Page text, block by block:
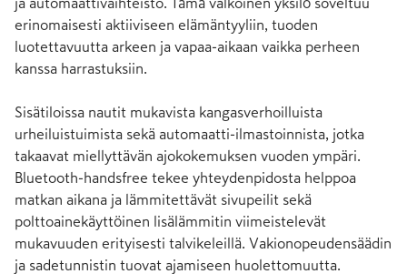
ja automaattivaihteisto. Tämä valkoinen yksilö soveltuu
erinomaisesti aktiiviseen elämäntyyliin, tuoden
luotettavuutta arkeen ja vapaa-aikaan vaikka perheen
kanssa harrastuksiin.
Sisätiloissa nautit mukavista kangasverhoilluista
urheiluistuimista sekä automaatti-ilmastoinnista, jotka
takaavat miellyttävän ajokokemuksen vuoden ympäri.
Bluetooth-handsfree tekee yhteydenpidosta helppoa
matkan aikana ja lämmitettävät sivupeilit sekä
polttoainekäyttöinen lisälämmitin viimeistelevät
mukavuuden erityisesti talvikeleillä. Vakionopeudensäädin
ja sadetunnistin tuovat ajamiseen huolettomuutta.